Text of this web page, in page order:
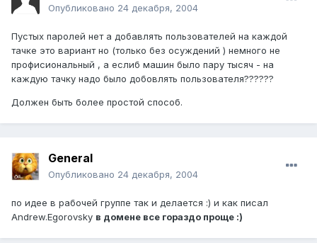
Опубликовано 24 декабря, 2004
Пустых паролей нет а добавлять пользователей на каждой
тачке это вариант но (только без осуждений ) немного не
профисиональный , а еслиб машин было пару тысяч - на
каждую тачку надо было добовлять пользователя??????
Должен быть более простой способ.
Gеneral
Опубликовано 24 декабря, 2004
по идее в рабочей группе так и делается :) и как писал
Andrew.Egorovsky в домене все гораздо проще :)